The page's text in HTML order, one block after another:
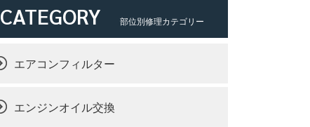
CATEGORY 部位別修理カテゴリー
エアコンフィルター
エンジンオイル交換